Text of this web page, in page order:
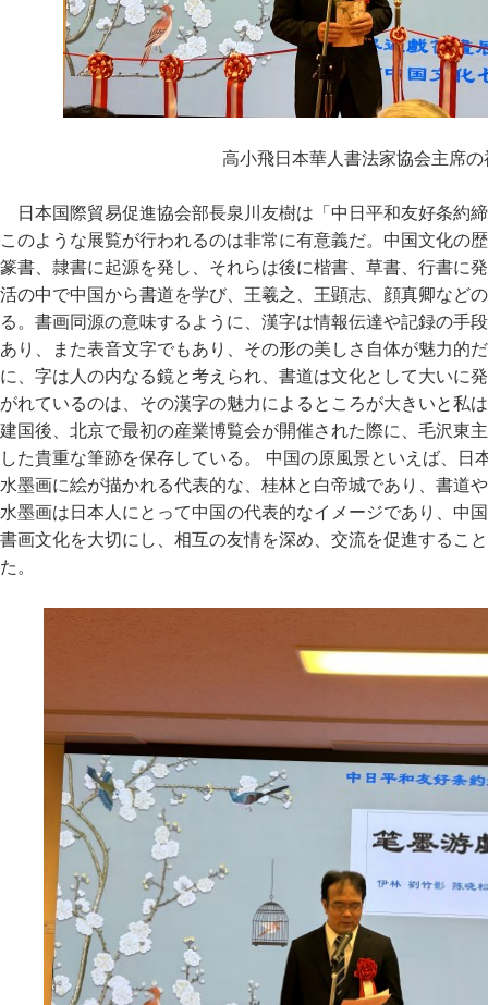
高小飛日本華人書法家協会主席の
日本国際貿易促進協会部長泉川友樹は「中日平和友好条約
このような展覧が行われるのは非常に有意義だ。中国文化の
篆書、隷書に起源を発し、それらは後に楷書、草書、行書に
活の中で中国から書道を学び、王羲之、王顕志、顔真卿など
る。書画同源の意味するように、漢字は情報伝達や記録の手
あり、また表音文字でもあり、その形の美しさ自体が魅力的
に、字は人の内なる鏡と考えられ、書道は文化として大いに
がれているのは、その漢字の魅力によるところが大きいと私
建国後、北京で最初の産業博覧会が開催された際に、毛沢東
した貴重な筆跡を保存している。 中国の原風景といえば、日
水墨画に絵が描かれる代表的な、桂林と白帝城であり、書道
水墨画は日本人にとって中国の代表的なイメージであり、中
書画文化を大切にし、相互の友情を深め、交流を促進するこ
た。